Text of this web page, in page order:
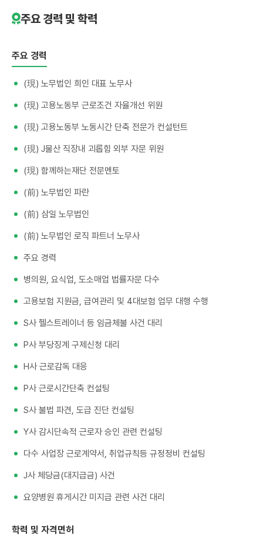
주요 경력 및 학력
주요 경력
(現) 노무법인 희인 대표 노무사
(現) 고용노동부 근로조건 자율개선 위원
(現) 고용노동부 노동시간 단축 전문가 컨설턴트
(現) J물산 직장내 괴롭힘 외부 자문 위원
(現) 함께하는재단 전문멘토
(前) 노무법인 파란
(前) 삼일 노무법인
(前) 노무법인 로직 파트너 노무사
주요 경력
병의원, 요식업, 도소매업 법률자문 다수
고용보험 지원금, 급여관리 및 4대보험 업무 대행 수행
S사 헬스트레이너 등 임금체불 사건 대리
P사 부당징계 구제신청 대리
H사 근로감독 대응
P사 근로시간단축 컨설팅
S사 불법 파견, 도급 진단 컨설팅
Y사 감시단속적 근로자 승인 관련 컨설팅
다수 사업장 근로계약서, 취업규칙등 규정정비 컨설팅
J사 체당금(대지급금) 사건
요양병원 휴게시간 미지급 관련 사건 대리
학력 및 자격면허